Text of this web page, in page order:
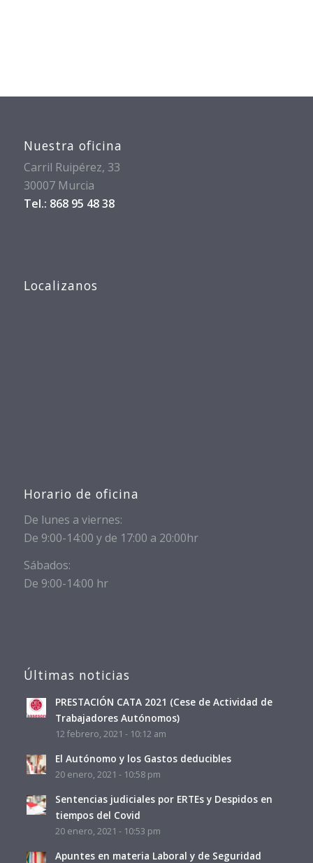
Nuestra oficina
Carril Ruipérez, 33
30007 Murcia
Tel.: 868 95 48 38
Localizanos
Horario de oficina
De lunes a viernes:
De 9:00-14:00 y de 17:00 a 20:00hr
Sábados:
De 9:00-14:00 hr
Últimas noticias
PRESTACIÓN CATA 2021 (Cese de Actividad de
Trabajadores Autónomos)
12 febrero, 2021 - 10:12 am
El Autónomo y los Gastos deducibles
20 enero, 2021 - 10:58 pm
Sentencias judiciales por ERTEs y Despidos en
tiempos del Covid
20 enero, 2021 - 10:53 pm
Apuntes en materia Laboral y de Seguridad